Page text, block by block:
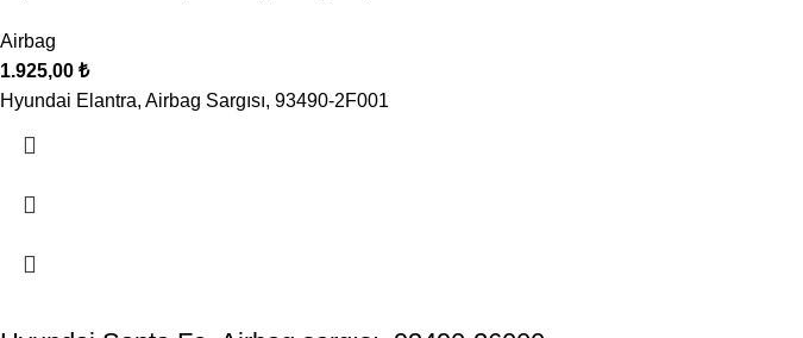
Airbag
1.925,00 ₺
Hyundai Elantra, Airbag Sargısı, 93490-2F001